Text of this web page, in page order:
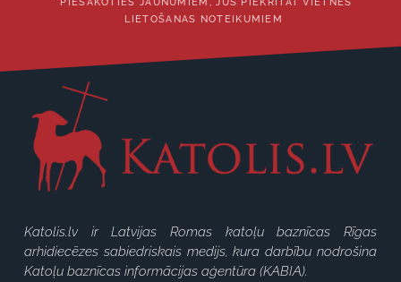
LIETOŠANAS NOTEIKUMIEM
Katolis.lv ir Latvijas Romas katoļu baznīcas Rīgas
arhidiecēzes sabiedriskais medijs, kura darbību nodrošina
Katoļu baznīcas informācijas aģentūra (KABIA).